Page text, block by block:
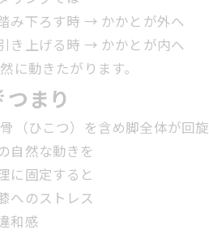
み下ろす時 → かかとが外へ
き上げる時 → かかとが内へ
に動きたがります。
つまり
（ひこつ）を含め脚全体が回
自然な動きを
に固定すると
へのストレス
和感